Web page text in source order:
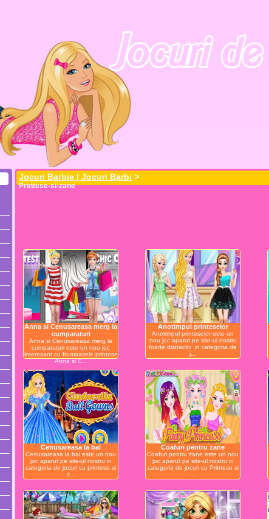
Jocuri Barbie | Jocuri Barbi >
Printese-si-zane
Anna si Cenusareasa merg la
cumparaturi
Anna si Cenusareasa merg la
cumparaturi este un nou joc
interesant cu frumoasele printese
Anna si C...
Anotimpul printeselor
Anotimpul printeselor este un
nou joc aparut pe site-ul nostru
foarte distractiv ,in categoria de
j...
Cenusareasa la bal
Cenusareasa la bal este un nou
joc aparut pe site-ul nostru in
categoria de jocuri cu printese si
z...
Coafuri pentru zane
Coafuri pentru zane este un nou
joc aparut pe site-ul nostru in
categoria de jocuri cu Printese si